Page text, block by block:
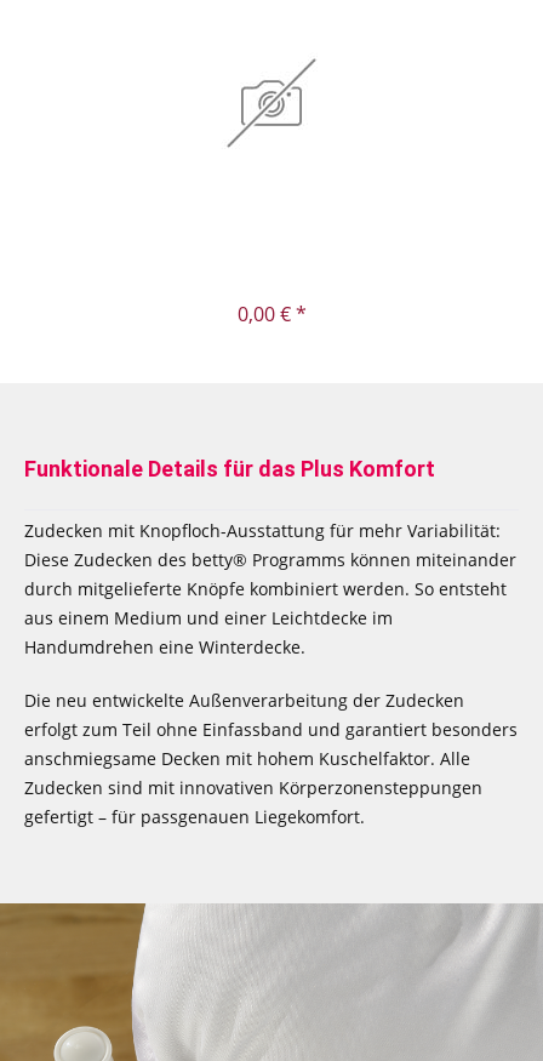
0,00 € *
Funktionale Details für das Plus Komfort
Zudecken mit Knopfloch-Ausstattung für mehr Variabilität:
Diese Zudecken des betty® Programms können miteinander
durch mitgelieferte Knöpfe kombiniert werden. So entsteht
aus einem Medium und einer Leichtdecke im
Handumdrehen eine Winterdecke.
Die neu entwickelte Außenverarbeitung der Zudecken
erfolgt zum Teil ohne Einfassband und garantiert besonders
anschmiegsame Decken mit hohem Kuschelfaktor. Alle
Zudecken sind mit innovativen Körperzonensteppungen
gefertigt – für passgenauen Liegekomfort.